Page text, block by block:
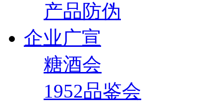
产品防伪
企业广宣
糖酒会
1952品鉴会